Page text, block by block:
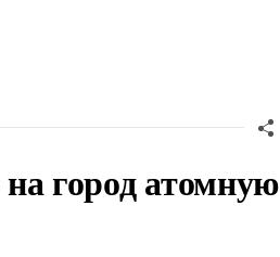
город атомную